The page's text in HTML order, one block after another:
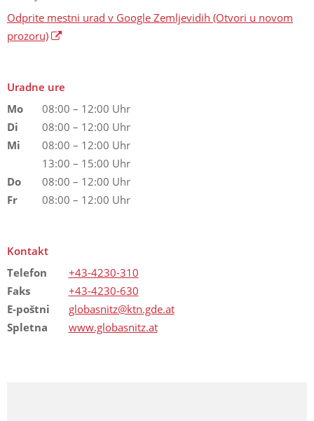
Odprite mestni urad v Google Zemljevidih (Otvori u novom
prozoru)
Uradne ure
Mo
08:00 – 12:00 Uhr
Di
08:00 – 12:00 Uhr
Mi
08:00 – 12:00 Uhr
13:00 – 15:00 Uhr
Do
08:00 – 12:00 Uhr
Fr
08:00 – 12:00 Uhr
Kontakt
Telefon
+43-4230-310
Faks
+43-4230-630
E-poštni
globasnitz@ktn.gde.at
Spletna
www.globasnitz.at